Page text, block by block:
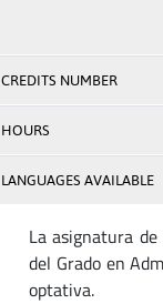
CREDITS NUMBER
HOURS
LANGUAGES AVAILABLE
La asignatura
del Grado en
optativa.